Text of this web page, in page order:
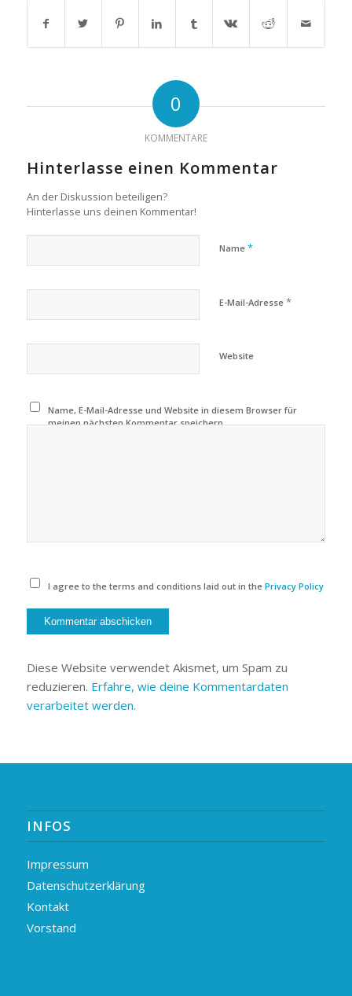
0
KOMMENTARE
Hinterlasse einen Kommentar
An der Diskussion beteiligen?
Hinterlasse uns deinen Kommentar!
Name *
E-Mail-Adresse *
Website
Name, E-Mail-Adresse und Website in diesem Browser für
meinen nächsten Kommentar speichern.
I agree to the terms and conditions laid out in thePrivacy Policy
Diese Website verwendet Akismet, um Spam zu
reduzieren. Erfahre, wie deine Kommentardaten
verarbeitet werden.
INFOS
Impressum
Datenschutzerklärung
Kontakt
Vorstand